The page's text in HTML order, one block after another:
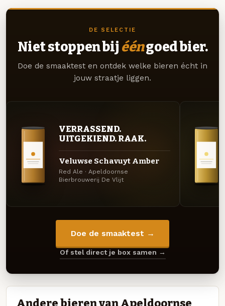
DE SELECTIE
Niet stoppen bij ééngoed bier.
Doe de smaaktest en ontdek welke bieren écht in
jouw straatje liggen.
VERRASSEND.
UITGEKIEND. RAAK.
Veluwse Schavuyt Amber
Red Ale · Apeldoornse
Bierbrouwerij De Vlijt
Doe de smaaktest →
Of stel direct je box samen →
Andere bieren van Apeldoornse